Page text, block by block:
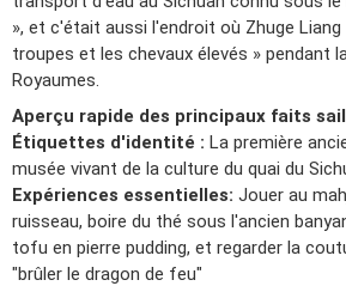
», et c'était aussi l'endroit où Zhuge
troupes et les chevaux élevés » pendant
Royaumes.
Aperçu rapide des principaux faits
Étiquettes d'identité : La première
musée vivant de la culture du quai du
Expériences essentielles: Jouer au
ruisseau, boire du thé sous l'ancien
tofu en pierre pudding, et regarder la
"brûler le dragon de feu"